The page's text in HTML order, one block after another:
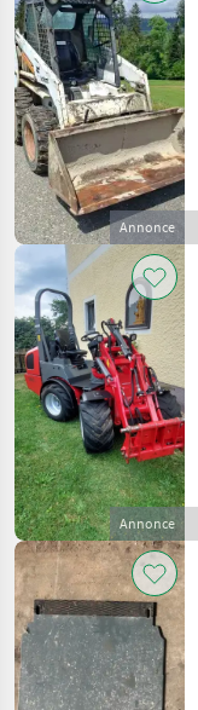
Annonce
Annonce